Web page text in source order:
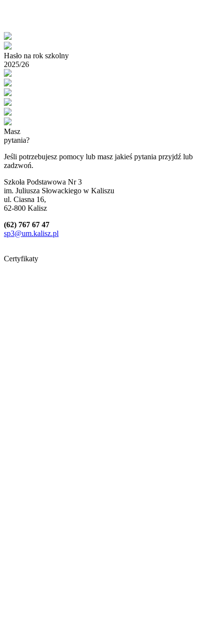
Hasło na rok szkolny
2025/26
Masz
pytania?
Jeśli potrzebujesz pomocy lub masz jakieś pytania przyjdź lub
zadzwoń.
Szkoła Podstawowa Nr 3
im. Juliusza Słowackiego w Kaliszu
ul. Ciasna 16,
62-800 Kalisz
(62) 767 67 47
sp3@um.kalisz.pl
Certyfikaty